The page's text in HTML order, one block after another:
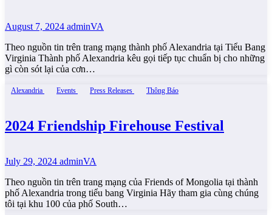
August 7, 2024 adminVA
Theo nguồn tin trên trang mạng thành phố Alexandria tại Tiểu Bang
Virginia Thành phố Alexandria kêu gọi tiếp tục chuẩn bị cho những
gì còn sót lại của cơn…
Alexandria Events Press Releases Thông Báo
2024 Friendship Firehouse Festival
July 29, 2024 adminVA
Theo nguồn tin trên trang mạng của Friends of Mongolia tại thành
phố Alexandria trong tiểu bang Virginia Hãy tham gia cùng chúng
tôi tại khu 100 của phố South…